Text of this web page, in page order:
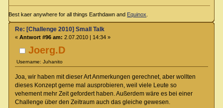
Best kaer anywhere for all things Earthdawn and Equinox
Joerg.D
Username: Juhanito
Re: [Challenge 2010] Small Talk
« Antwort #96 am: 2.07.2010 | 14:34 »
Joa, wir haben mit dieser Art Anmerkungen gerechnet, aber wollten
dieses Konzept gerne mal ausprobieren, weil viele Leute so
vehement mehr Zeit gefordert haben. Außerdem wäre es bei einer
Challenge über den Zeitraum auch das gleiche gewesen.